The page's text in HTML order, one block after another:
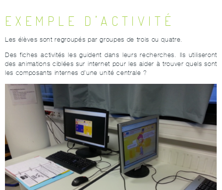
EXEMPLE D’ACTIVITÉ
Les élèves sont regroupés par groupes de trois ou quatre.
Des fiches activités les guident dans leurs recherches. Ils utiliseront
des animations ciblées sur internet pour les aider à trouver quels sont
les composants internes d’une unité centrale ?